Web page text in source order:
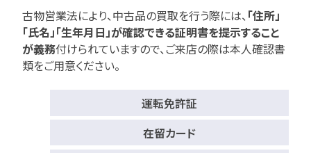
古物営業法により、中古品の買取を行う際には、 「住所」
「氏名」「生年月日」が確認できる証明書を提示すること
が義務付けられていますので、 ご来店の際は本人確認書
類をご用意ください。
運転免許証
在留カード